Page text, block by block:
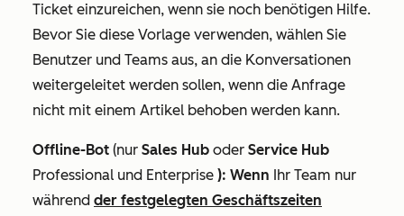
Ticket einzureichen, wenn sie noch benötigen Hilfe.
Bevor Sie diese Vorlage verwenden, wählen Sie
Benutzer und Teams aus, an die Konversationen
weitergeleitet werden sollen, wenn die Anfrage
nicht mit einem Artikel behoben werden kann.
Offline-Bot (nur Sales Hub oder Service Hub
Professional und Enterprise ): Wenn Ihr Team nur
während der festgelegten Geschäftszeiten